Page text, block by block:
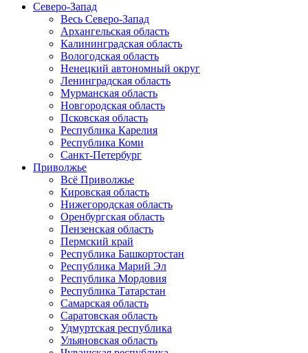
Северо-Запад
Весь Северо-Запад
Архангельская область
Калининградская область
Вологодская область
Ненецкий автономный округ
Ленинградская область
Мурманская область
Новгородская область
Псковская область
Республика Карелия
Республика Коми
Санкт-Петербург
Приволжье
Всё Приволжье
Кировская область
Нижегородская область
Оренбургская область
Пензенская область
Пермский край
Республика Башкортостан
Республика Марий Эл
Республика Мордовия
Республика Татарстан
Самарская область
Саратовская область
Удмуртская республика
Ульяновская область